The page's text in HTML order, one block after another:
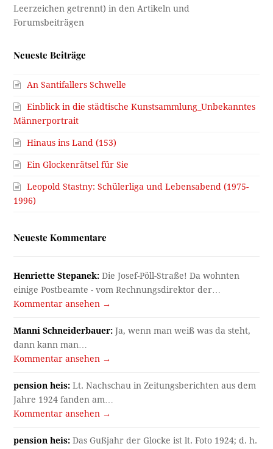
Neueste Beiträge
An Santifallers Schwelle
Einblick in die städtische Kunstsammlung_Unbekanntes
Männerportrait
Hinaus ins Land (153)
Ein Glockenrätsel für Sie
Leopold Stastny: Schülerliga und Lebensabend (1975-
1996)
Neueste Kommentare
Henriette Stepanek: Die Josef-Pöll-Straße! Da wohnten
einige Postbeamte - vom Rechnungsdirektor der…
Kommentar ansehen →
Manni Schneiderbauer: Ja, wenn man weiß was da steht,
dann kann man…
Kommentar ansehen →
pension heis: Lt. Nachschau in Zeitungsberichten aus dem
Jahre 1924 fanden am…
Kommentar ansehen →
pension heis: Das Gußjahr der Glocke ist lt. Foto 1924; d. h.